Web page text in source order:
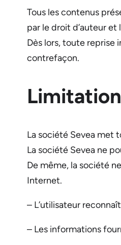
Tous les contenus
par le droit d’auteur
Dès lors, toute reprise
contrefaçon.
La société Sevea met
La société Sevea ne
De même, la société
Internet.
– L’utilisateur
– Les informations